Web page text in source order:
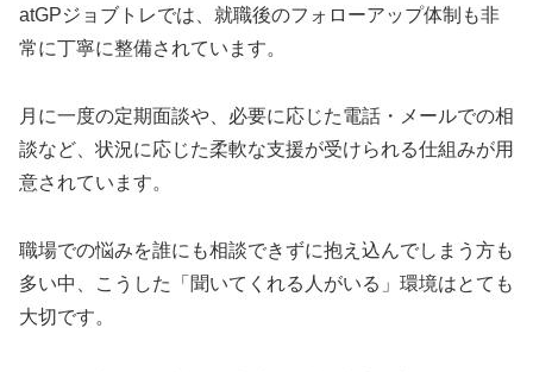
atGPジョブトレでは、就職後のフォローアップ体制も非
常に丁寧に整備されています。
月に一度の定期面談や、必要に応じた電話・メールでの相
談など、状況に応じた柔軟な支援が受けられる仕組みが用
意されています。
職場での悩みを誰にも相談できずに抱え込んでしまう方も
多い中、こうした「聞いてくれる人がいる」環境はとても
大切です。